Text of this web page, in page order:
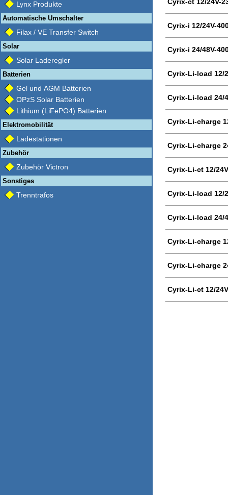
Lynx Produkte
Automatische Umschalter
Filax / VE Transfer Switch
Solar
Solar Laderegler
Batterien
Gel und AGM Batterien
OPzS Solar Batterien
Lithium (LiFePO4) Batterien
Elektromobilität
Ladestationen
Zubehör
Zubehör Victron
Sonstiges
Trenntrafos
Cyrix-i 12/24V-
Cyrix-i 24/48V-
Cyrix-Li-load 12/
Cyrix-Li-load 24/
Cyrix-Li-charge
Cyrix-Li-charge
Cyrix-Li-ct 12/
Cyrix-Li-load 12/
Cyrix-Li-load 24/
Cyrix-Li-charge
Cyrix-Li-charge
Cyrix-Li-ct 12/